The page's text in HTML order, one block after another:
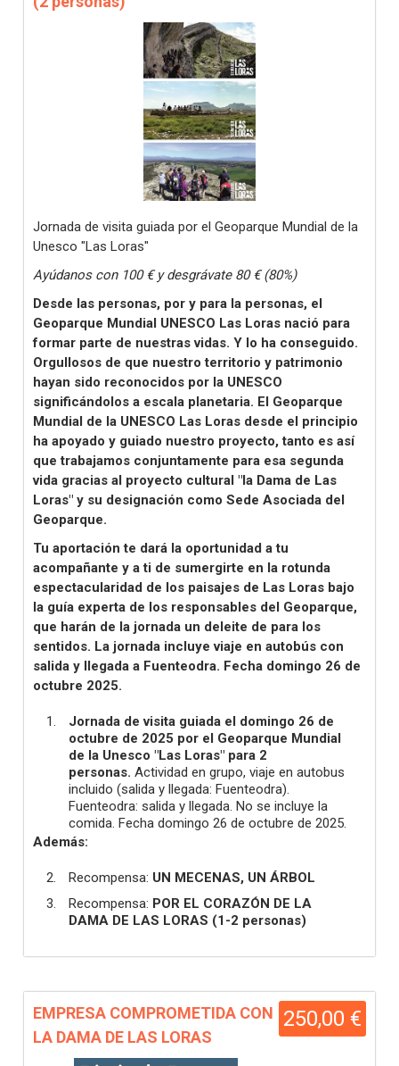
Jornada de visita guiada por el Geoparque Mundial de la
Unesco "Las Loras"
Ayúdanos con 100 € y desgrávate 80 € (80%)
Desde las personas, por y para la personas, el
Geoparque Mundial UNESCO Las Loras nació para
formar parte de nuestras vidas. Y lo ha conseguido.
Orgullosos de que nuestro territorio y patrimonio
hayan sido reconocidos por la UNESCO
significándolos a escala planetaria. El Geoparque
Mundial de la UNESCO Las Loras desde el principio
ha apoyado y guiado nuestro proyecto, tanto es así
que trabajamos conjuntamente para esa segunda
vida gracias al proyecto cultural "la Dama de Las
Loras" y su designación como Sede Asociada del
Geoparque.
Tu aportación te dará la oportunidad a tu
acompañante y a ti de sumergirte en la rotunda
espectacularidad de los paisajes de Las Loras bajo
la guía experta de los responsables del Geoparque,
que harán de la jornada un deleite de para los
sentidos. La jornada incluye viaje en autobús con
salida y llegada a Fuenteodra. Fecha domingo 26 de
octubre 2025.
Jornada de visita guiada el domingo 26 de
octubre de 2025 por el Geoparque Mundial
de la Unesco "Las Loras" para 2
personas. Actividad en grupo, viaje en autobus
incluido (salida y llegada: Fuenteodra).
Fuenteodra: salida y llegada. No se incluye la
comida. Fecha domingo 26 de octubre de 2025.
Además:
Recompensa: UN MECENAS, UN ÁRBOL
Recompensa: POR EL CORAZÓN DE LA
DAMA DE LAS LORAS (1-2 personas)
250,00 €
EMPRESA COMPROMETIDA CON
LA DAMA DE LAS LORAS